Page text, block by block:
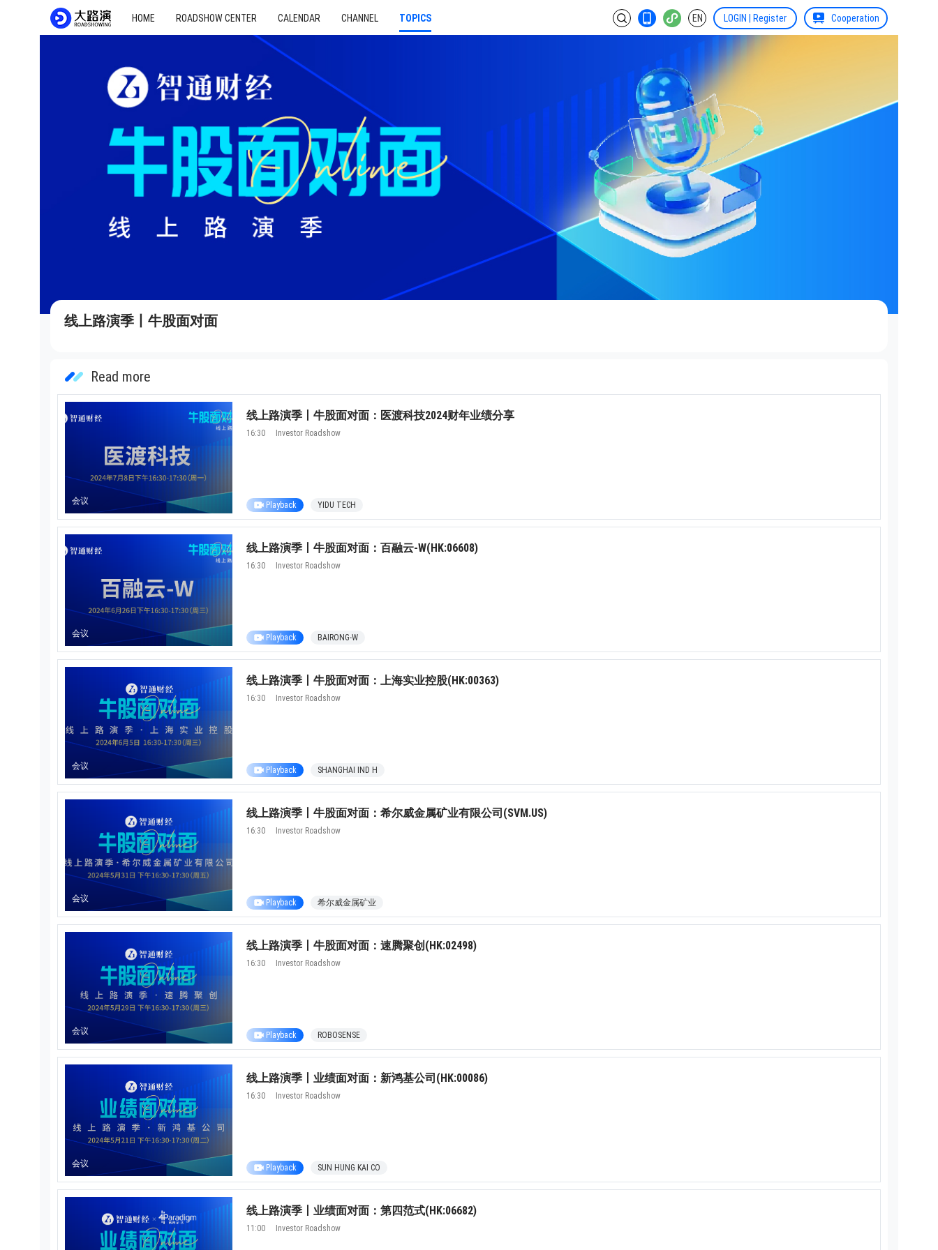
HOME ROADSHOW CENTER CALENDAR CHANNEL TOPICS EN LOGIN | Register Cooperation
线上路演季丨牛股面对面
Read more
会议
线上路演季丨牛股面对面：医渡科技2024财年业绩分享
16:30 Investor Roadshow
Playback YIDU TECH
会议
线上路演季丨牛股面对面：百融云-W(HK:06608)
16:30 Investor Roadshow
Playback BAIRONG-W
会议
线上路演季丨牛股面对面：上海实业控股(HK:00363)
16:30 Investor Roadshow
Playback SHANGHAI IND H
会议
线上路演季丨牛股面对面：希尔威金属矿业有限公司(SVM.US)
16:30 Investor Roadshow
Playback 希尔威金属矿业
会议
线上路演季丨牛股面对面：速腾聚创(HK:02498)
16:30 Investor Roadshow
Playback ROBOSENSE
会议
线上路演季丨业绩面对面：新鸿基公司(HK:00086)
16:30 Investor Roadshow
Playback SUN HUNG KAI CO
线上路演季丨业绩面对面：第四范式(HK:06682)
11:00 Investor Roadshow
0/500 Words
Image Upload
Name Phone
Email
Submit